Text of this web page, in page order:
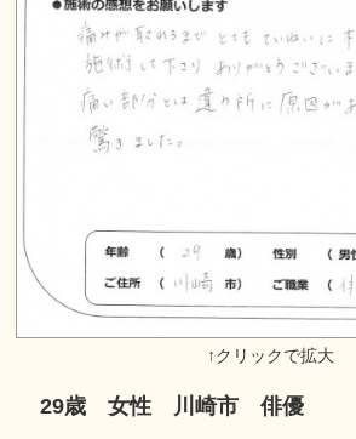
29歳 女性 川崎市 俳優